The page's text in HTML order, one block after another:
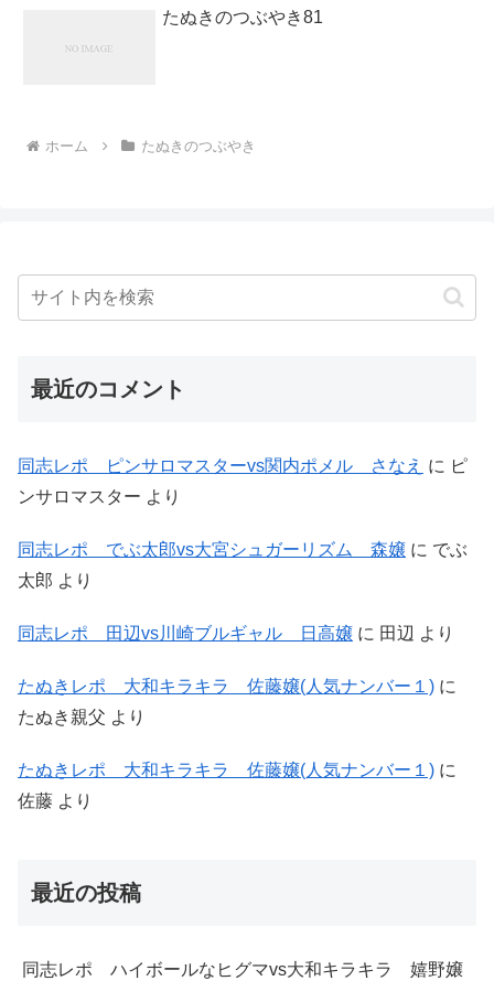
たぬきのつぶやき81
ホーム たぬきのつぶやき
最近のコメント
同志レポ ピンサロマスターvs関内ポメル さなえ に ピ
ンサロマスター より
同志レポ でぶ太郎vs大宮シュガーリズム 森嬢 に でぶ
太郎 より
同志レポ 田辺vs川崎ブルギャル 日高嬢 に 田辺 より
たぬきレポ 大和キラキラ 佐藤嬢(人気ナンバー１) に
たぬき親父 より
たぬきレポ 大和キラキラ 佐藤嬢(人気ナンバー１) に
佐藤 より
最近の投稿
同志レポ ハイボールなヒグマvs大和キラキラ 嬉野嬢